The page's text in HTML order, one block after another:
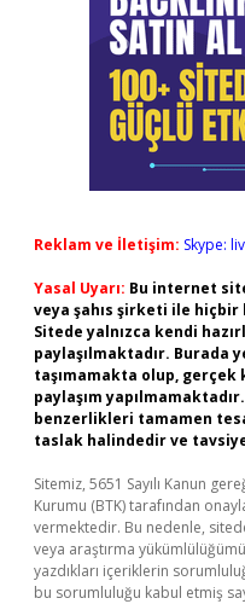
Reklam ve İletişim: Skype:
Yasal Uyarı: Bu internet
veya şahıs şirketi ile hiçbir
Sitede yalnızca kendi
paylaşılmaktadır. Burada
taşımamakta olup, gerçek
paylaşım
benzerlikleri tamamen
taslak halindedir ve
Sitemiz, 5651 Sayılı Kanun
Kurumu (BTK) tarafından
vermektedir. Bu nedenle,
veya araştırma
yazdıkları içeriklerin
bu sorumluluğu kabul etmiş